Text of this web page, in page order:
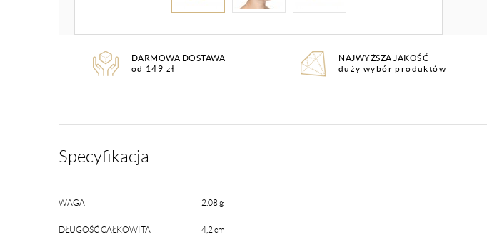
DARMOWA DOSTAWA
od 149 zł
NAJWYŻSZA JAKOŚĆ
duży wybór produktów
Specyfikacja
WAGA 2.08 g
DŁUGOŚĆ CAŁKOWITA 4,2 cm